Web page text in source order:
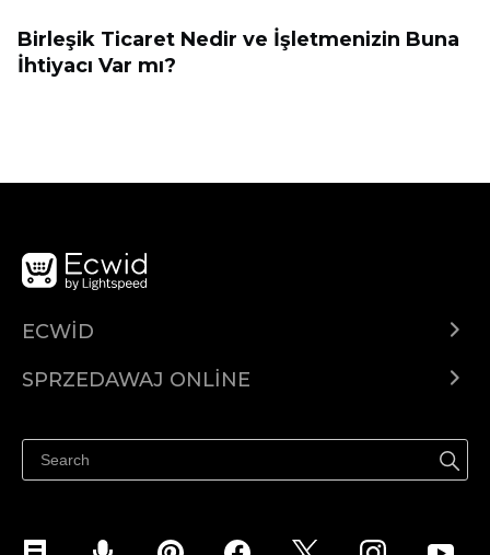
Birleşik Ticaret Nedir ve İşletmenizin Buna
İhtiyacı Var mı?
ECWID
Cena
SPRZEDAWAJ ONLINE
Sprzedawaj na Facebooku
Sprzedawaj na Instagramie